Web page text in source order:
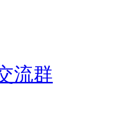
流群